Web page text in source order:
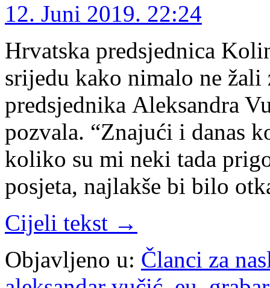
12. Juni 2019. 22:24
Hrvatska predsjednica
srijedu kako nimalo ne žali
predsjednika Aleksandra
pozvala. “Znajući i danas
koliko su mi neki tada
posjeta, najlakše bi bilo
Cijeli tekst →
Objavljeno u: Članci za